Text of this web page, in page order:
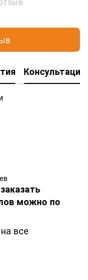
Консультация
можно по
все